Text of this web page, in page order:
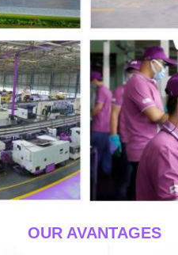
____OUR AVANTAGES__